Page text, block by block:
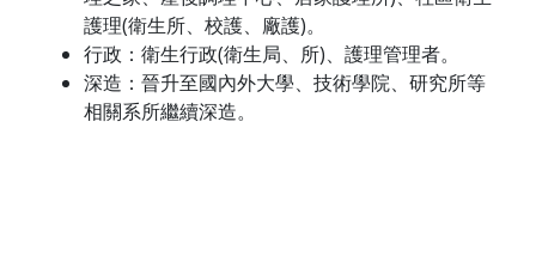
護理(衛生所、校護、廠護)。
行政：衛生行政(衛生局、所)、護理管理者。
深造：晉升至國內外大學、技術學院、研究所等
相關系所繼續深造。